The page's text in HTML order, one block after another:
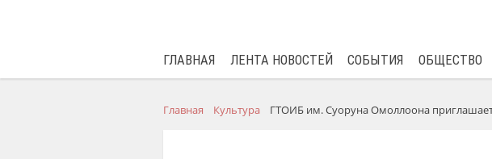
ГЛАВНАЯ ЛЕНТА НОВОСТЕЙ СОБЫТИЯ ОБЩЕСТВО
Главная Культура ГТОИБ им. Суоруна Омоллоона